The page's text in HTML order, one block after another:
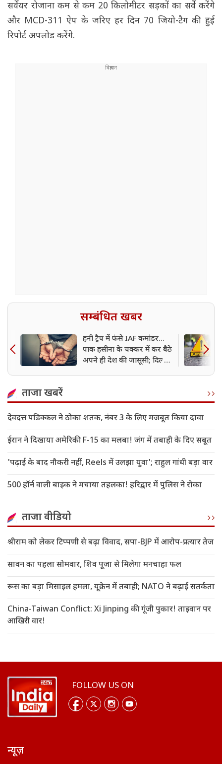
सर्वेयर रोजाना कम से कम 20 किलोमीटर सड़कों का सर्वे करेंगे
और MCD-311 ऐप के जरिए हर दिन 70 जियो-टैग की हुई
रिपोर्ट अपलोड करेंगे.
सम्बंधित खबर
हनी ट्रैप में फंसे IAF कमांडर...
पाक हसीना के चक्कर में कर बैठे
अपने ही देश की जासूसी; दिल्ली
ताजा खबरें
देवदत्त पडिक्कल ने ठोका शतक, नंबर 3 के लिए मजबूत किया दावा
ईरान ने दिखाया अमेरिकी F-15 का मलबा! जंग में तबाही के दिए सबूत
'पढ़ाई के बाद नौकरी नहीं, Reels में उलझा युवा'; राहुल गांधी बड़ा वार
500 हॉर्न वाली बाइक ने मचाया तहलका! हरिद्वार में पुलिस ने रोका
ताजा वीडियो
श्रीराम को लेकर टिप्पणी से बढ़ा विवाद, सपा-BJP में आरोप-प्रत्यार तेज
सावन का पहला सोमवार, शिव पूजा से मिलेगा मनचाहा फल
रूस का बड़ा मिसाइल हमला, यूक्रेन में तबाही; NATO ने बढ़ाई सतर्कता
China-Taiwan Conflict: Xi Jinping की गूंजी पुकार! ताइवान पर
आखिरी वार!
FOLLOW US ON
न्यूज़